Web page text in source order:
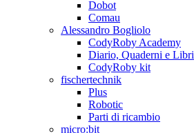
Dobot
Comau
Alessandro Bogliolo
CodyRoby Academy
Diario, Quaderni e Libri
CodyRoby kit
fischertechnik
Plus
Robotic
Parti di ricambio
micro:bit